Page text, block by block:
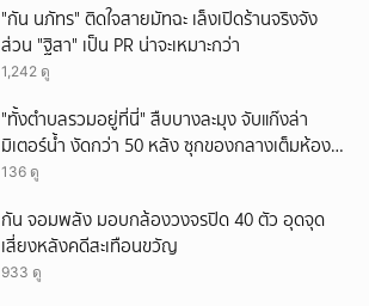
"กัน นภัทร" ติดใจสายมัทฉะ เล็งเปิดร้านจริงจัง
ส่วน "ฐิสา" เป็น PR น่าจะเหมาะกว่า
1,242 ดู
"ทั้งตำบลรวมอยู่ที่นี่" สืบบางละมุง จับแก๊งล่า
มิเตอร์น้ำ งัดกว่า 50 หลัง ซุกของกลางเต็มห้อง
สารภาพขายหาเงินซื้อยา จ.ชลบุรี
136 ดู
กัน จอมพลัง มอบกล้องวงจรปิด 40 ตัว อุดจุด
เสี่ยงหลังคดีสะเทือนขวัญ
933 ดู